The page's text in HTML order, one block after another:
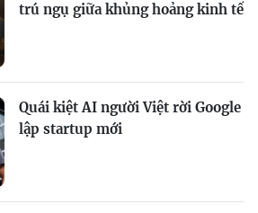
trú ngụ giữa khủng hoảng kinh tế
Quái kiệt AI người Việt rời Google
lập startup mới